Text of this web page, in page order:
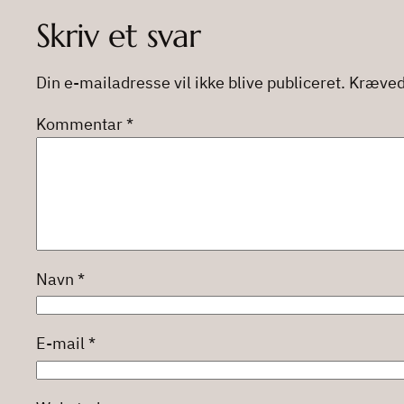
Skriv et svar
Din e-mailadresse vil ikke blive publiceret.
Kommentar*
Navn *
E-mail*